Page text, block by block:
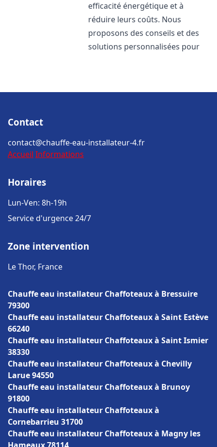
efficacité énergétique et à
réduire leurs coûts. Nous
proposons des conseils et des
solutions personnalisées pour
Contact
contact@chauffe-eau-installateur-4.fr
Accueil Informations
Horaires
Lun-Ven: 8h-19h
Service d'urgence 24/7
Zone intervention
Le Thor, France
Chauffe eau installateur Chaffoteaux à Bressuire
79300
Chauffe eau installateur Chaffoteaux à Saint Estève
66240
Chauffe eau installateur Chaffoteaux à Saint Ismier
38330
Chauffe eau installateur Chaffoteaux à Chevilly
Larue 94550
Chauffe eau installateur Chaffoteaux à Brunoy
91800
Chauffe eau installateur Chaffoteaux à
Cornebarrieu 31700
Chauffe eau installateur Chaffoteaux à Magny les